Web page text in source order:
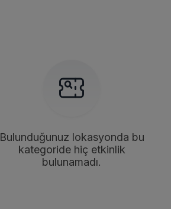
Bulunduğunuz lokasyonda bu
kategoride hiç etkinlik
bulunamadı.